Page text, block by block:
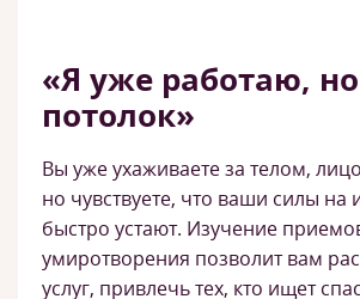
«Я уже работаю,
потолок»
Вы уже ухаживаете за телом,
но чувствуете, что ваши силы на
быстро устают. Изучение
умиротворения позволит вам
услуг, привлечь тех, кто ищет